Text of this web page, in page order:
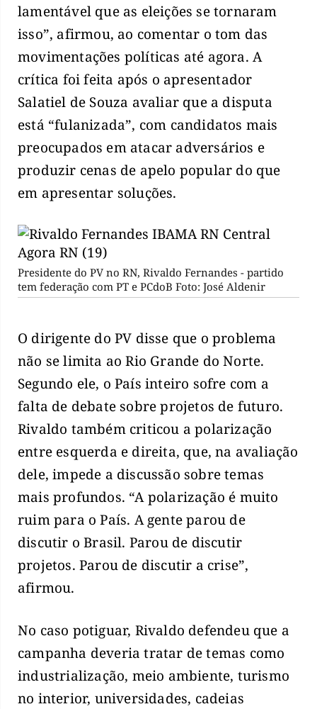
lamentável que as eleições se tornaram
isso”, afirmou, ao comentar o tom das
movimentações políticas até agora. A
crítica foi feita após o apresentador
Salatiel de Souza avaliar que a disputa
está “fulanizada”, com candidatos mais
preocupados em atacar adversários e
produzir cenas de apelo popular do que
em apresentar soluções.
Presidente do PV no RN, Rivaldo Fernandes - partido
tem federação com PT e PCdoB Foto: José Aldenir
O dirigente do PV disse que o problema
não se limita ao Rio Grande do Norte.
Segundo ele, o País inteiro sofre com a
falta de debate sobre projetos de futuro.
Rivaldo também criticou a polarização
entre esquerda e direita, que, na avaliação
dele, impede a discussão sobre temas
mais profundos. “A polarização é muito
ruim para o País. A gente parou de
discutir o Brasil. Parou de discutir
projetos. Parou de discutir a crise”,
afirmou.
No caso potiguar, Rivaldo defendeu que a
campanha deveria tratar de temas como
industrialização, meio ambiente, turismo
no interior, universidades, cadeias